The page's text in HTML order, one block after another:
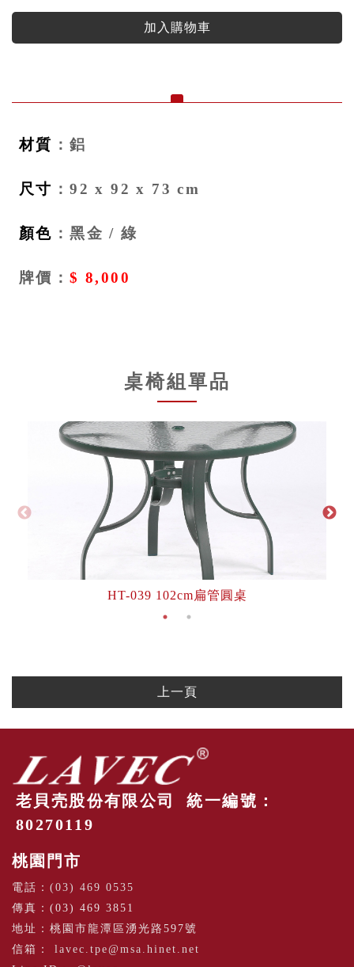
加入購物車
材質 ：鋁
尺寸 ：92 x 92 x 73 cm
顏色 ：黑金 / 綠
牌價：$ 8,000
桌椅組單品
HT-039 102cm扁管圓桌
上一頁
老貝壳股份有限公司 統一編號：
80270119
桃園門市
電話： (03) 469 0535
傳真：(03) 469 3851
地址：桃園市龍潭區湧光路597號
信箱： lavec.tpe@msa.hinet.net